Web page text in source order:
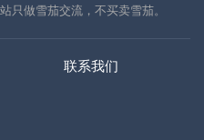
只做雪茄交流，不买卖雪茄。
联系我们